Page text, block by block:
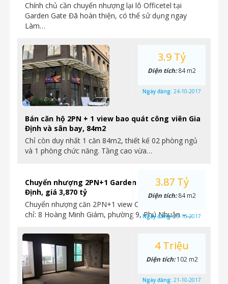
Chính chủ cần chuyển nhượng lại lô Officetel tại
Garden Gate Đã hoàn thiện, có thể sử dụng ngay
Làm…
Bán căn hộ 2PN + 1 view bao quát công viên Gia
Định và sân bay, 84m2
Chỉ còn duy nhất 1 căn 84m2, thiết kế 02 phòng ngủ
và 1 phòng chức năng. Tầng cao vừa…
3.9 Tỷ
Diện tích:84 m2
Ngày đăng: 24-10-2017
Chuyển nhượng 2PN+1 Garden Gate view CV Gia
Định, giá 3,870 tỷ
Chuyển nhượng căn 2PN+1 view CV Gia Định, – Địa
chỉ: 8 Hoàng Minh Giám, phường 9, Phú Nhuận –…
3.87 Tỷ
Diện tích:84 m2
Ngày đăng:23-10-2017
4 Triệu
Diện tích:102 m2
Ngày đăng: 21-10-2017